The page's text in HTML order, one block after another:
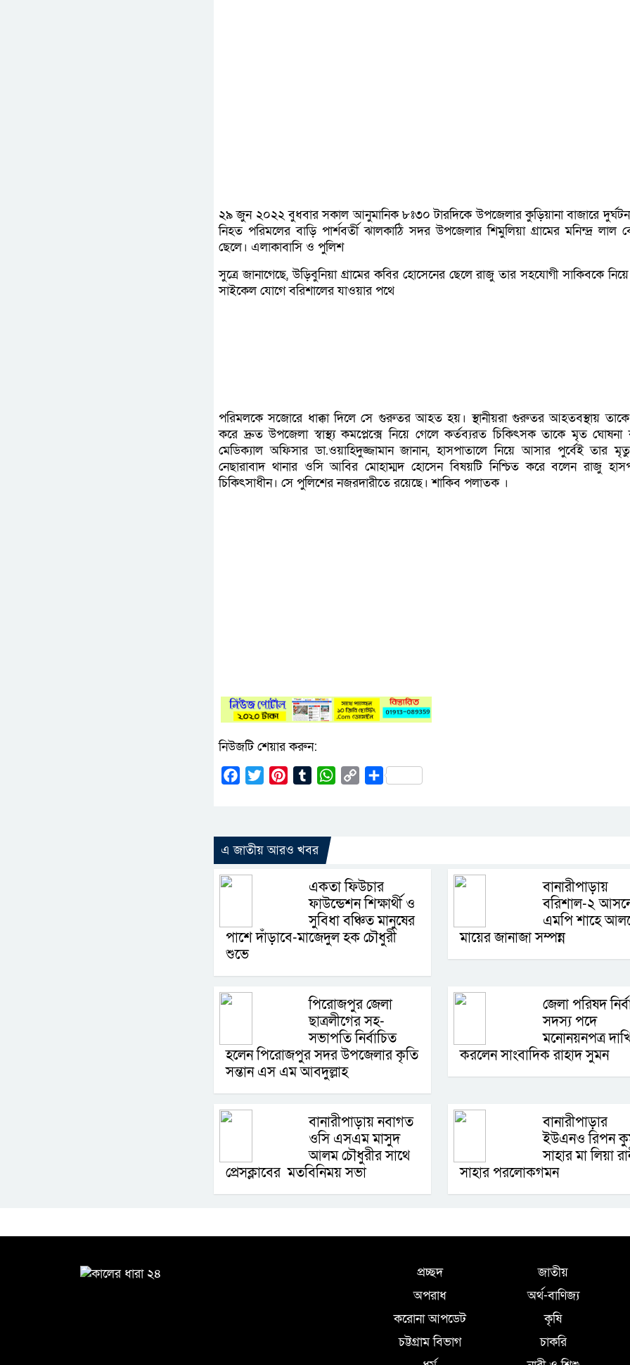
২৯ জুন ২০২২ বুধবার সকাল আনুমানিক ৮ঃ৩০ টারদিকে উপজেলার কুড়িয়ানা বাজারে
নিহত পরিমলের বাড়ি পার্শবর্তী ঝালকাঠি সদর উপজেলার শিমুলিয়া গ্রামের মনিন্দ্র লাল
ছেলে। এলাকাবাসি ও পুলিশ
সুত্রে জানাগেছে, উড়িবুনিয়া গ্রামের কবির হোসেনের ছেলে রাজু তার সহযোগী সাকিবকে
সাইকেল যোগে বরিশালের যাওয়ার পথে
পরিমলকে সজোরে ধাক্কা দিলে সে গুরুতর আহত হয়। স্থানীয়রা গুরুতর আহতবস্থায় তাকে
করে দ্রুত উপজেলা স্বাস্থ্য কমপ্লেক্সে নিয়ে গেলে কর্তব্যরত চিকিৎসক তাকে মৃত ঘোষনা
মেডিক্যাল অফিসার ডা.ওয়াহিদুজ্জামান জানান, হাসপাতালে নিয়ে আসার পুর্বেই তার
নেছারাবাদ থানার ওসি আবির মোহাম্মদ হোসেন বিষয়টি নিশ্চিত করে বলেন রাজু
চিকিৎসাধীন। সে পুলিশের নজরদারীতে রয়েছে। শাকিব পলাতক ।
নিউজটি শেয়ার করুন:
Facebook
Twitter PinterestTumblrWhatsApp
CopyShare
এ জাতীয় আরও খবর
একতা ফিউচার
ফাউন্ডেশন শিক্ষার্থী ও
সুবিধা বঞ্চিত মানুষের
পাশে দাঁড়াবে-মাজেদুল হক চৌধুরী
শুভে
বানারীপাড়ায়
বরিশাল-২
এমপি শাহে
মায়ের জানাজা সম্পন্ন
পিরোজপুর জেলা
ছাত্রলীগের সহ-
সভাপতি নির্বাচিত
হলেন পিরোজপুর সদর উপজেলার কৃতি
সন্তান এস এম আবদুল্লাহ
জেলা পরিষদ
সদস্য পদে
মনোনয়নপত্র
করলেন সাংবাদিক রাহাদ সুমন
বানারীপাড়ায় নবাগত
ওসি এসএম মাসুদ
আলম চৌধুরীর সাথে
প্রেসক্লাবের মতবিনিময় সভা
বানারীপাড়ার
ইউএনও রিপন
সাহার মা লিয়া
সাহার পরলোকগমন
প্রচ্ছদ জাতীয়
অপরাধ
অর্থ-বাণিজ্য
করোনা আপডেট
কৃষি
চট্টগ্রাম বিভাগ
চাকরি